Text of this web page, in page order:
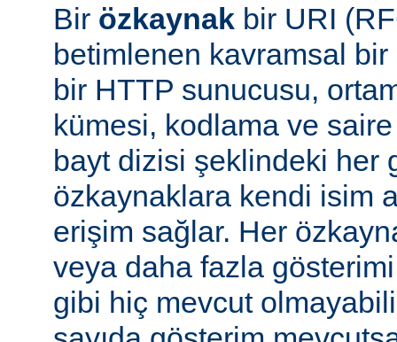
Bir özkaynak bir URI
betimlenen kavramsal
bir HTTP sunucusu,
kümesi, kodlama ve saire
bayt dizisi şeklindeki her
özkaynaklara kendi isim
erişim sağlar. Her
veya daha fazla
gibi hiç mevcut